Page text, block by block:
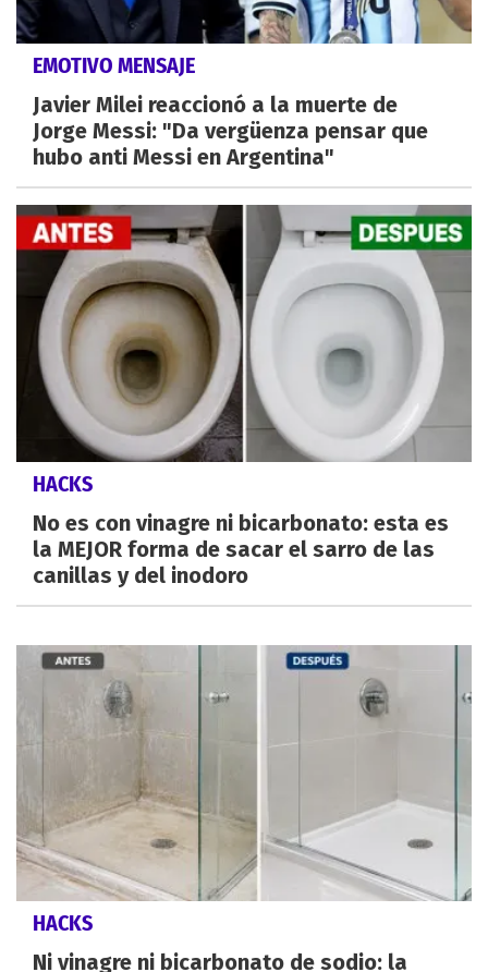
EMOTIVO MENSAJE
Javier Milei reaccionó a la muerte de
Jorge Messi: "Da vergüenza pensar que
hubo anti Messi en Argentina"
HACKS
No es con vinagre ni bicarbonato: esta es
la MEJOR forma de sacar el sarro de las
canillas y del inodoro
HACKS
Ni vinagre ni bicarbonato de sodio: la